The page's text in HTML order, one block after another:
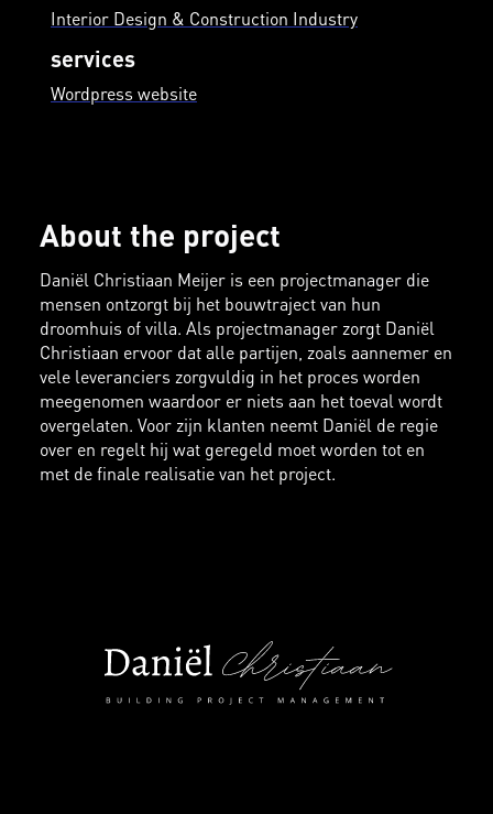
Interior Design & Construction Industry
services
Wordpress website
About the project
Daniël Christiaan Meijer is een projectmanager die
mensen ontzorgt bij het bouwtraject van hun
droomhuis of villa. Als projectmanager zorgt Daniël
Christiaan ervoor dat alle partijen, zoals aannemer en
vele leveranciers zorgvuldig in het proces worden
meegenomen waardoor er niets aan het toeval wordt
overgelaten. Voor zijn klanten neemt Daniël de regie
over en regelt hij wat geregeld moet worden tot en
met de finale realisatie van het project.